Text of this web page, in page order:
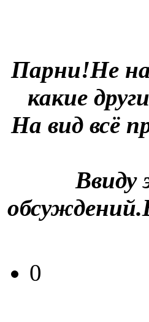
Парни!Не
какие
На вид всё
Ввиду
0